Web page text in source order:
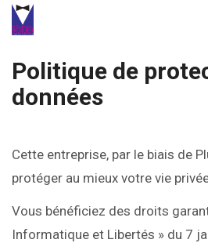
Politique de
données
Cette entreprise, par le biais de
protéger au mieux votre vie
Vous bénéficiez des droits
Informatique et Libertés » du 7